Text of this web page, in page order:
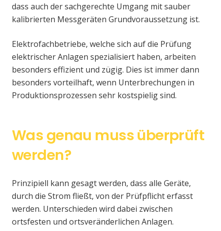
dass auch der sachgerechte Umgang mit sauber
kalibrierten Messgeräten Grundvoraussetzung ist.
Elektrofachbetriebe, welche sich auf die Prüfung
elektrischer Anlagen spezialisiert haben, arbeiten
besonders effizient und zügig. Dies ist immer dann
besonders vorteilhaft, wenn Unterbrechungen in
Produktionsprozessen sehr kostspielig sind.
Was genau muss überprüft
werden?
Prinzipiell kann gesagt werden, dass alle Geräte,
durch die Strom fließt, von der Prüfpflicht erfasst
werden. Unterschieden wird dabei zwischen
ortsfesten und ortsveränderlichen Anlagen.